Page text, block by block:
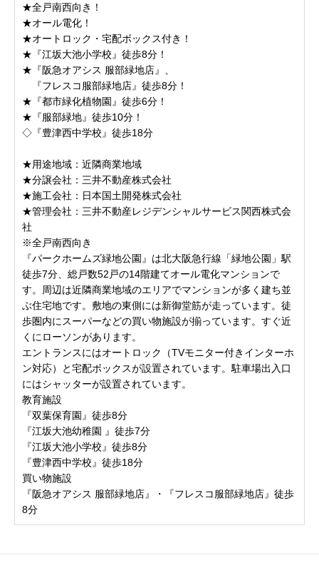
★全戸南西向き！
★オール電化！
★オートロック・宅配ボックス付き！
★『江坂大池小学校』徒歩8分！
★『阪急オアシス 服部緑地店』、
『フレスコ服部緑地店』徒歩8分！
★『都市緑化植物園』徒歩6分！
★『服部緑地』徒歩10分！
◇『豊津西中学校』徒歩18分
★用途地域：近隣商業地域
★分譲会社：三井不動産株式会社
★施工会社：日本国土開発株式会社
★管理会社：三井不動産レジデンシャルサービス関西株式会
社
※全戸南西向き
『パークホームズ緑地公園』は北大阪急行線「緑地公園」駅
徒歩7分、総戸数52戸の14階建てオール電化マンションで
す。周辺は近隣商業地域のエリアでマンションが多く建ち並
ぶ住宅地です。敷地の東側には新御堂筋が走っています。徒
歩圏内にスーパーなどの買い物施設が揃っています。すぐ近
くにローソンがあります。
エントランスにはオートロック（TVモニター付きインターホ
ン対応）と宅配ボックスが設置されています。駐車場出入口
にはシャッターが設置されています。
教育施設
『双葉保育園』徒歩8分
『江坂大池幼稚園 』徒歩7分
『江坂大池小学校』徒歩8分
『豊津西中学校』徒歩18分
買い物施設
『阪急オアシス 服部緑地店』・『フレスコ服部緑地店』徒歩
8分